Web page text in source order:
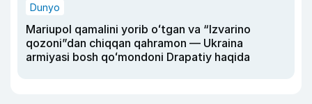
Dunyo
Mariupol qamalini yorib oʻtgan va “Izvarino
qozoni”dan chiqqan qahramon — Ukraina
armiyasi bosh qoʻmondoni Drapatiy haqida